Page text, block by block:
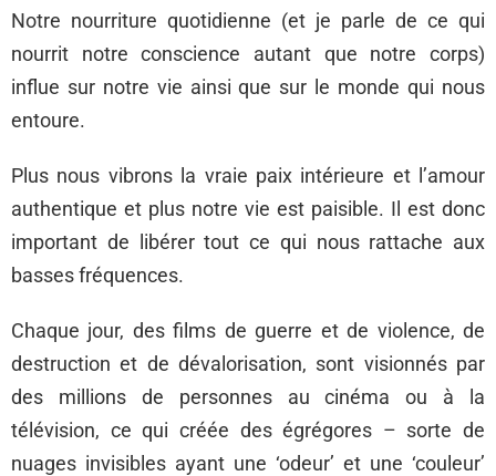
Notre nourriture quotidienne (et je parle de ce qui
nourrit notre conscience autant que notre corps)
influe sur notre vie ainsi que sur le monde qui nous
entoure.
Plus nous vibrons la vraie paix intérieure et l’amour
authentique et plus notre vie est paisible. Il est donc
important de libérer tout ce qui nous rattache aux
basses fréquences.
Chaque jour, des films de guerre et de violence, de
destruction et de dévalorisation, sont visionnés par
des millions de personnes au cinéma ou à la
télévision, ce qui créée des égrégores – sorte de
nuages invisibles ayant une ‘odeur’ et une ‘couleur’